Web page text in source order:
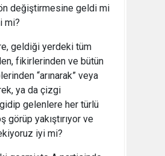
değiştirmesine geldi mi
mi?
geldiği yerdeki tüm
fikirlerinden ve bütün
“arınarak” veya
ya da çizgi
gelenlere her türlü
görüp yakıştırıyor ve
iyi mi?